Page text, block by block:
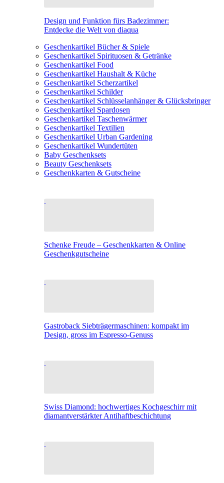
Design und Funktion fürs Badezimmer:
Entdecke die Welt von diaqua
Geschenkartikel Bücher & Spiele
Geschenkartikel Spirituosen & Getränke
Geschenkartikel Food
Geschenkartikel Haushalt & Küche
Geschenkartikel Scherzartikel
Geschenkartikel Schilder
Geschenkartikel Schlüsselanhänger & Glücksbringer
Geschenkartikel Spardosen
Geschenkartikel Taschenwärmer
Geschenkartikel Textilien
Geschenkartikel Urban Gardening
Geschenkartikel Wundertüten
Baby Geschenksets
Beauty Geschenksets
Geschenkkarten & Gutscheine
Schenke Freude – Geschenkkarten & Online
Geschenkgutscheine
Gastroback Siebträgermaschinen: kompakt im
Design, gross im Espresso-Genuss
Swiss Diamond: hochwertiges Kochgeschirr mit
diamantverstärkter Antihaftbeschichtung